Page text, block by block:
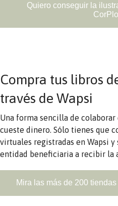
Quiero conseguir la
Compra tus libros
través de Wapsi
Una forma sencilla de
cueste dinero. Sólo tienes que
virtuales registradas en Wapsi y
entidad beneficiaria a recibir la
Mira las más de 200